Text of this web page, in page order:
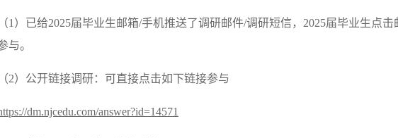
1）已给2025届毕业生邮箱/手机推送了调研邮件/调研短信，2025届毕业生点
与。
2）公开链接调研：可直接点击如下链接参与
dm.njcedu.com/answer?id=14571